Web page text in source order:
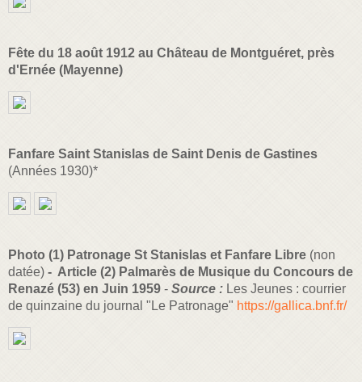
Fête du 18 août 1912 au Château de Montguéret, près
d'Ernée (Mayenne)
Fanfare Saint Stanislas de Saint Denis de Gastines
(Années 1930)*
Photo (1) Patronage St Stanislas et Fanfare Libre (non
datée) - Article (2) Palmarès de Musique du Concours de
Renazé (53) en Juin 1959 - Source : Les Jeunes : courrier
de quinzaine du journal "Le Patronage" https://gallica.bnf.fr/